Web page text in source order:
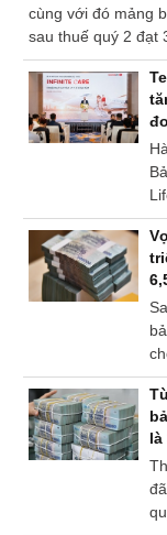
cùng với đó mảng
sau thuế quý 2 đạt
Thời gian này
đặt cọc mua cổ
đến việc chuyển
4/2026.
tỷ
trì
là
Sách
tài
chính
tư
tài
chính